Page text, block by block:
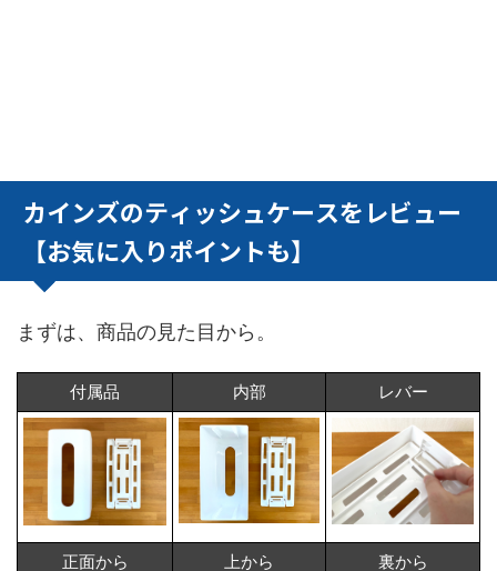
カインズのティッシュケースをレビュー
【お気に入りポイントも】
まずは、商品の見た目から。
付属品 内部 レバー
正面から 上から 裏から